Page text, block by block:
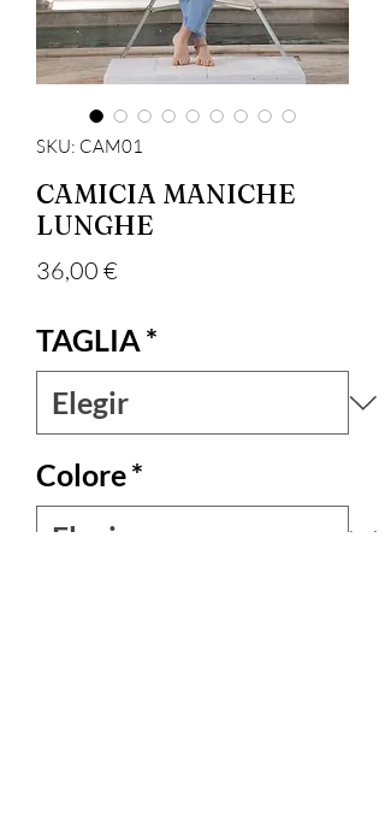
SKU: CAM01
CAMICIA MANICHE
LUNGHE
36,00 €
TAGLIA*
Colore*